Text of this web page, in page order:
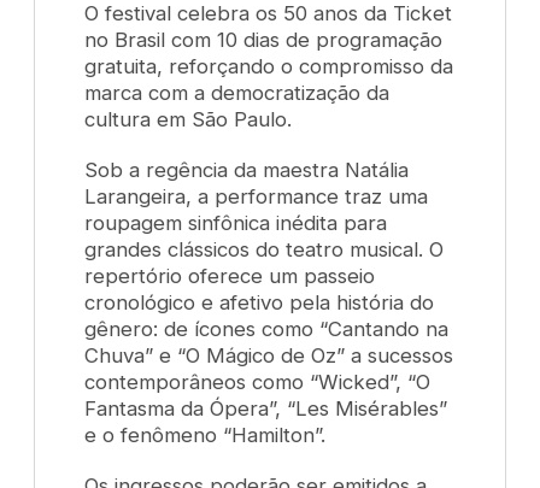
O festival celebra os 50 anos da Ticket
no Brasil com 10 dias de programação
gratuita, reforçando o compromisso da
marca com a democratização da
cultura em São Paulo.
Sob a regência da maestra Natália
Larangeira, a performance traz uma
roupagem sinfônica inédita para
grandes clássicos do teatro musical. O
repertório oferece um passeio
cronológico e afetivo pela história do
gênero: de ícones como “Cantando na
Chuva” e “O Mágico de Oz” a sucessos
contemporâneos como “Wicked”, “O
Fantasma da Ópera”, “Les Misérables”
e o fenômeno “Hamilton”.